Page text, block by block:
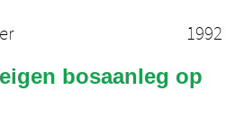
1992
bosaanleg op